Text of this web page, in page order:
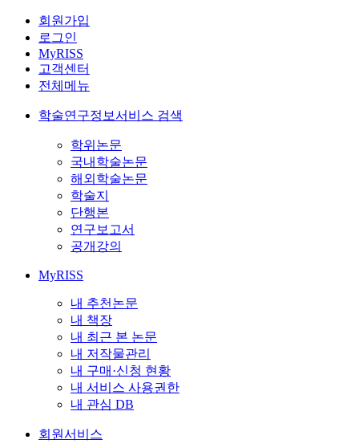
회원가입
로그인
MyRISS
고객센터
전체메뉴
학술연구정보서비스 검색
학위논문
국내학술논문
해외학술논문
학술지
단행본
연구보고서
공개강의
MyRISS
내 추천논문
내 책장
내 최근 본 논문
내 저작물관리
내 구매·신청 현황
내 서비스 사용권한
내 관심 DB
회원서비스